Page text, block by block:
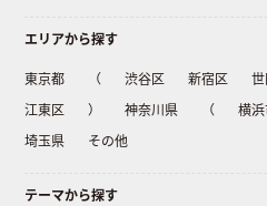
エリアから探す
東京都 （ 渋谷区 新宿区
江東区
） 神奈川県 （ 横
埼玉県
その他
テーマから探す